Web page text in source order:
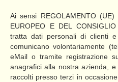
Ai sensi REGOLAMENTO (UE)
EUROPEO E DEL
tratta dati personali di clienti
comunicano volontariamente
eMail o tramite registrazione
anagrafici alla nostra azienda,
raccolti presso terzi in